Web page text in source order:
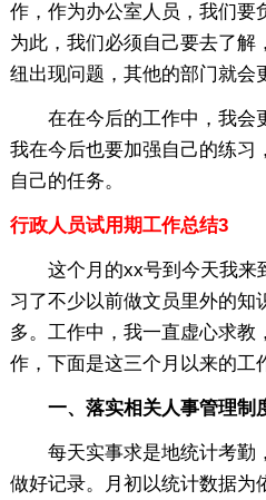
作，作为办公室人员，我们要
为此，我们必须自己要去了解
纽出现问题，其他的部门就会
在在今后的工作中，我会更
我在今后也要加强自己的练习
自己的任务。
行政人员试用期工作总结3
这个月的xx号到今天我来
习了不少以前做文员里外的知
多。工作中，我一直虚心求教
作，下面是这三个月以来的工
一、落实相关人事管理制
每天实事求是地统计考勤
做好记录。月初以统计数据为